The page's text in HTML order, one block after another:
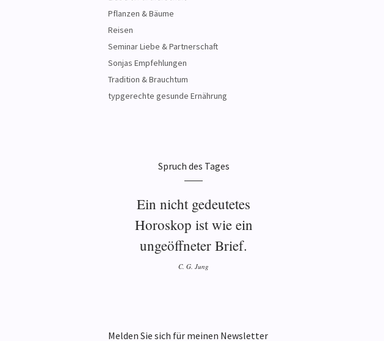
Pflanzen & Bäume
Reisen
Seminar Liebe & Partnerschaft
Sonjas Empfehlungen
Tradition & Brauchtum
typgerechte gesunde Ernährung
Spruch des Tages
Ein nicht gedeutetes
Horoskop ist wie ein
ungeöffneter Brief.
C. G. Jung
Melden Sie sich für meinen Newsletter